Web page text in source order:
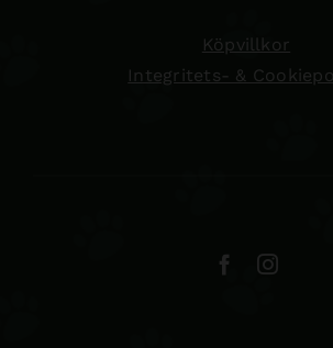
Köpvillkor
Integritets- &